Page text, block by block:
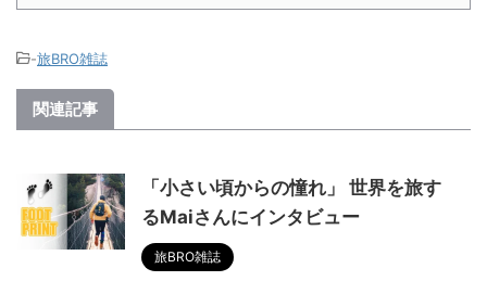
-旅BRO雑誌
関連記事
「小さい頃からの憧れ」 世界を旅す
るMaiさんにインタビュー
旅BRO雑誌